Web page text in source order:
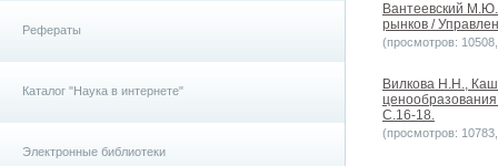
Рефераты
Каталог "Наука в интернете"
Электронные библиотеки
Вантеевский
рынков /
(просмотров:
Вилкова Н.Н.,
С.16-18.
(просмотров: